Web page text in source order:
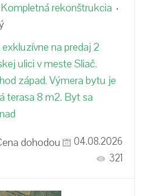
Kompletná rekonštrukcia
na predaj 2
ulici v meste Sliač.
západ. Výmera bytu je
terasa 8 m2. Byt sa
dohodou
04.08.2026
321